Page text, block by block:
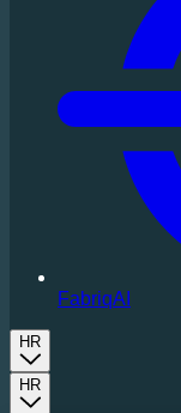
FabriqAI
HR
HR